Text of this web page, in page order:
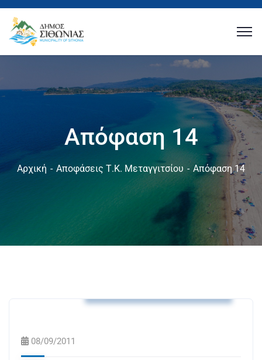
Απόφαση 14
Αρχική Αποφάσεις Τ.Κ. Μεταγγιτσίου Απόφαση 14
08/09/2011